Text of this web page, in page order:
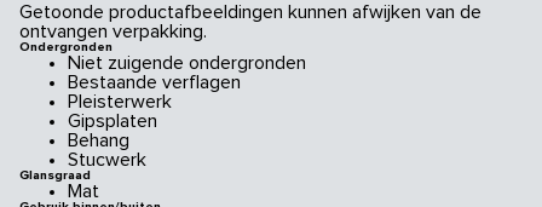
Getoonde productafbeeldingen kunnen afwijken van de
ontvangen verpakking.
Ondergronden
Niet zuigende ondergronden
Bestaande verflagen
Pleisterwerk
Gipsplaten
Behang
Stucwerk
Glansgraad
Mat